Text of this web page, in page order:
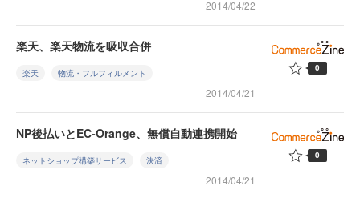
2014/04/22
楽天、楽天物流を吸収合併
楽天 物流・フルフィルメント
2014/04/21
0
NP後払いとEC-Orange、無償自動連携開始
ネットショップ構築サービス 決済
2014/04/21
0